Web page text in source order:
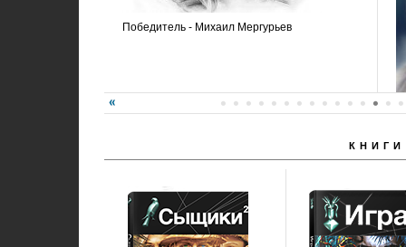
Победитель - Михаил Мергурьев
КНИГИ